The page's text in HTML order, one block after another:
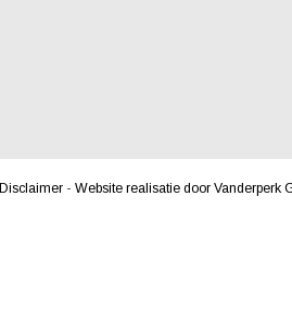
Disclaimer - Website realisatie door Vanderperk